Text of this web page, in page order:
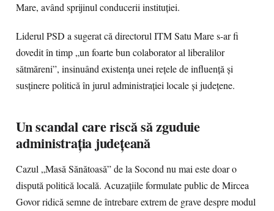
Mare, având sprijinul conducerii instituției.
Liderul PSD a sugerat că directorul ITM Satu Mare s-ar fi
dovedit în timp „un foarte bun colaborator al liberalilor
sătmăreni”, insinuând existența unei rețele de influență și
susținere politică în jurul administrației locale și județene.
Un scandal care riscă să zguduie
administrația județeană
Cazul „Masă Sănătoasă” de la Socond nu mai este doar o
dispută politică locală. Acuzațiile formulate public de Mircea
Govor ridică semne de întrebare extrem de grave despre modul